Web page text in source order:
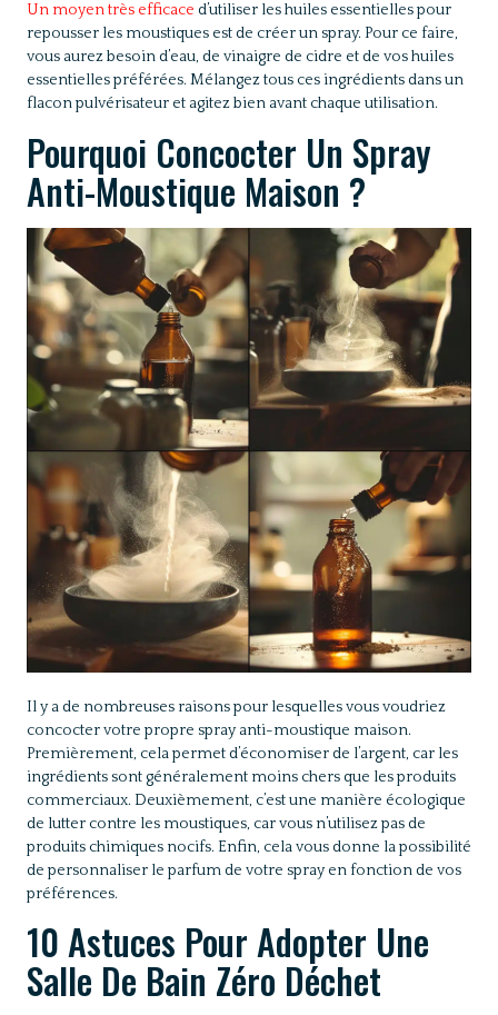
Un moyen très efficace d’utiliser les huiles essentielles pour
repousser les moustiques est de créer un spray. Pour ce faire,
vous aurez besoin d’eau, de vinaigre de cidre et de vos huiles
essentielles préférées. Mélangez tous ces ingrédients dans un
flacon pulvérisateur et agitez bien avant chaque utilisation.
Pourquoi Concocter Un Spray
Anti-Moustique Maison ?
Il y a de nombreuses raisons pour lesquelles vous voudriez
concocter votre propre spray anti-moustique maison.
Premièrement, cela permet d’économiser de l’argent, car les
ingrédients sont généralement moins chers que les produits
commerciaux. Deuxièmement, c’est une manière écologique
de lutter contre les moustiques, car vous n’utilisez pas de
produits chimiques nocifs. Enfin, cela vous donne la possibilité
de personnaliser le parfum de votre spray en fonction de vos
préférences.
10 Astuces Pour Adopter Une
Salle De Bain Zéro Déchet